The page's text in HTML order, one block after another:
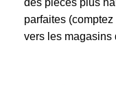
parfaites
vers les magasins